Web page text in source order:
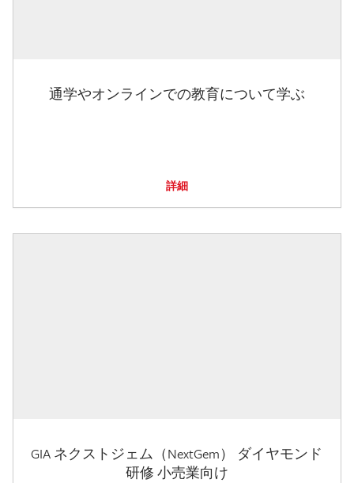
通学やオンラインでの教育について学ぶ
詳細
GIA ネクストジェム（NextGem） ダイヤモンド
研修 小売業向け